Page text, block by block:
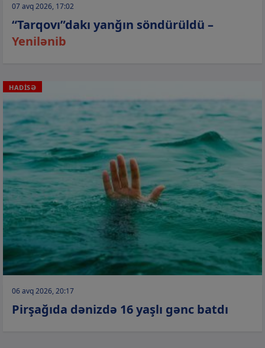
07 avq 2026, 17:02
“Tarqovı”dakı yanğın söndürüldü –
Yenilənib
HADİSƏ
06 avq 2026, 20:17
Pirşağıda dənizdə 16 yaşlı gənc batdı